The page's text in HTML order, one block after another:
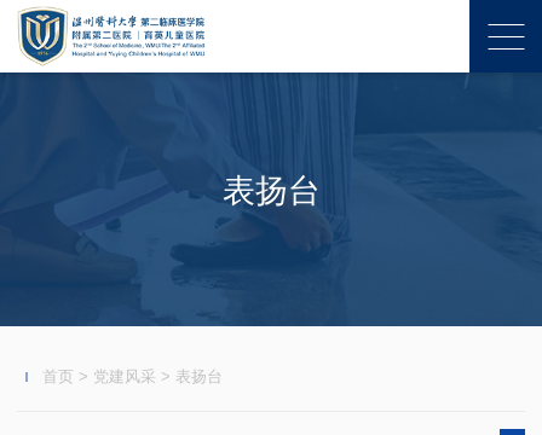
表扬台
首页 > 党建风采 > 表扬台